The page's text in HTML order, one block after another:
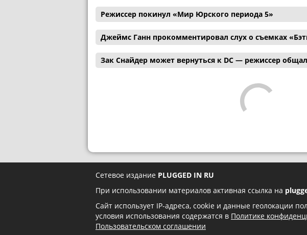
Режиссер покинул «Мир Юрского периода 5»
Джеймс Ганн прокомментировал слух о съемках
Зак Снайдер может вернуться к DC — режиссер
Сетевое издание PLUGGED IN RU
При использовании материалов активная ссылка на
Сайт использует IP-адреса, cookie и данные геолокации
условия использования содержатся в Политике
Пользовательском соглашении